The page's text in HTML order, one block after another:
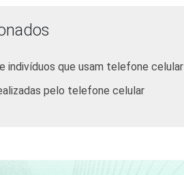
indivíduos que usam telefone celular
pelo telefone celular